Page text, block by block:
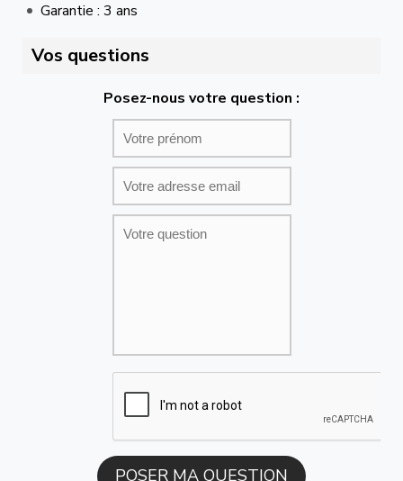
Garantie : 3 ans
Vos questions
Posez-nous votre question :